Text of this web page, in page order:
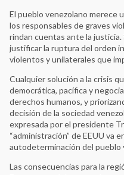
El pueblo venezolano merece
los responsables de graves
rindan cuentas ante la
justificar la ruptura del orden
violentos y unilaterales que
Cualquier solución a la crisis
democrática, pacífica y
derechos humanos, y
decisión de la sociedad
expresada por el presidente
“administración” de EEUU va
autodeterminación del pueblo
Las consecuencias para la